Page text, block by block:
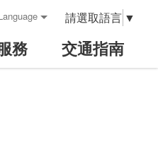
請選取語言 ▼
務 交通指南